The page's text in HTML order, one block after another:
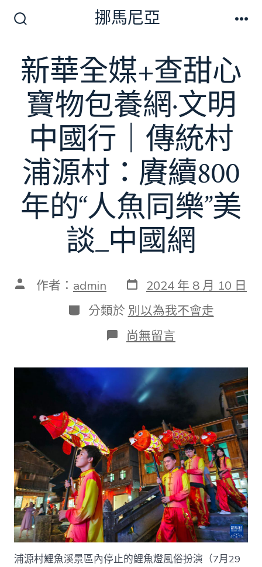
切
換
開
關
挪馬尼亞
新華全媒+查甜心
寶物包養網·文明
中國行｜傳統村
浦源村：賡續800
年的“人魚同樂”美
談_中國網
文 作者： admin 發
表
日
期
2024 年 8 月 10 日
分
類
分類於 別以為我不會走
在
〈新
全
+查
甜
寶
物
包
養
網
·
文
明
中
國
行
｜
尚無留言
浦源村鯉魚溪景區內停止的鯉魚燈風俗扮演（7月29